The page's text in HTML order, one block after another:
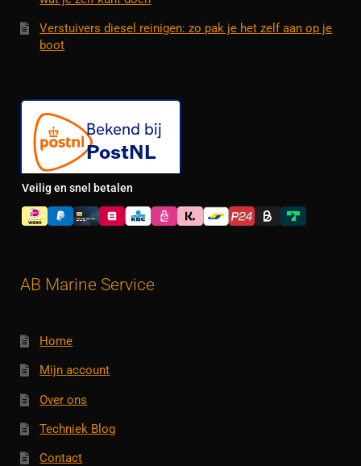
Verstuivers diesel reinigen: zo pak je het zelf aan op je
boot
Veilig en snel betalen
AB Marine Service
Home
Mijn account
Over ons
Techniek Blog
Contact